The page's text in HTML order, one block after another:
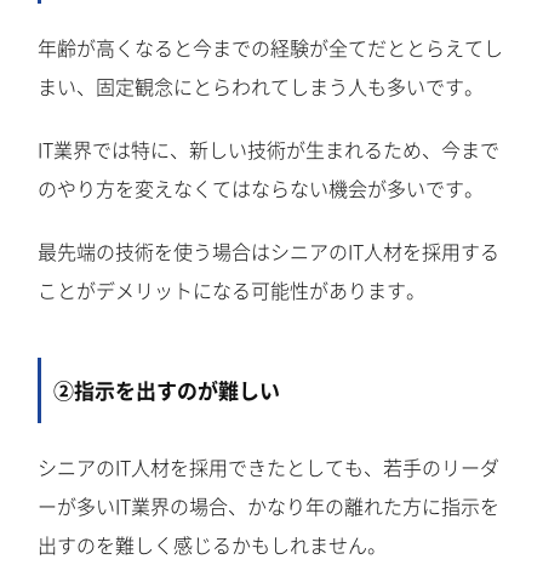
年齢が高くなると今までの経験が全てだととらえてし
まい、固定観念にとらわれてしまう人も多いです。
IT業界では特に、新しい技術が生まれるため、今まで
のやり方を変えなくてはならない機会が多いです。
最先端の技術を使う場合はシニアのIT人材を採用する
ことがデメリットになる可能性があります。
②指示を出すのが難しい
シニアのIT人材を採用できたとしても、若手のリーダ
ーが多いIT業界の場合、かなり年の離れた方に指示を
出すのを難しく感じるかもしれません。